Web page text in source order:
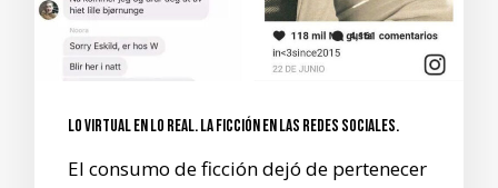
Lo virtual en lo real. La ficción en las redes sociales.
El consumo de ficción dejó de pertenecer